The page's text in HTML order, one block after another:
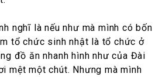
nghĩ là nếu như mà mình có bốn
tổ chức sinh nhật là tổ chức ở
đồ ăn nhanh hình như của Đài
mệt một chút. Nhưng mà mình